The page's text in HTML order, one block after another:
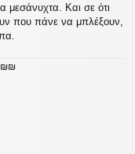
Και σε ότι
που πάνε να μπλέξουν,